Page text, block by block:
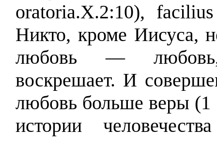
oratoria.X.2:10),
Никто, кроме Иисуса,
любовь — любовь,
воскрешает. И
любовь больше веры
истории